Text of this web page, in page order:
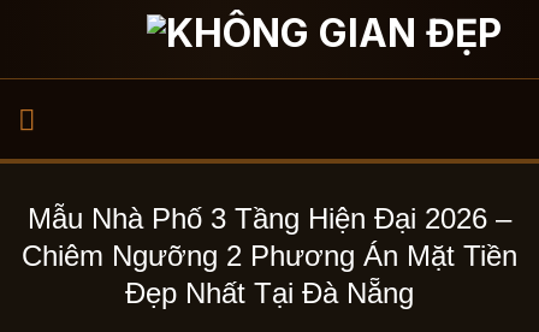
Mẫu Nhà Phố 3 Tầng Hiện Đại 2026 –
Chiêm Ngưỡng 2 Phương Án Mặt Tiền
Đẹp Nhất Tại Đà Nẵng